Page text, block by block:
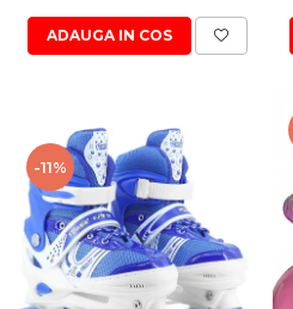
ADAUGA IN COS
-11%